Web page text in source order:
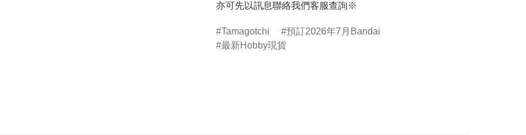
亦可先以訊息聯絡我們客服查詢※
Tamagotchi
預訂2026年7月Bandai
最新Hobby現貨